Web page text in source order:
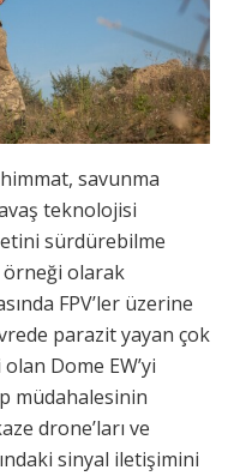
savunma
teknolojisi
sürdürebilme
örneği olarak
FPV’ler üzerine
parazit yayan çok
Dome EW’yi
müdahalesinin
drone’ları ve
sinyal iletişimini